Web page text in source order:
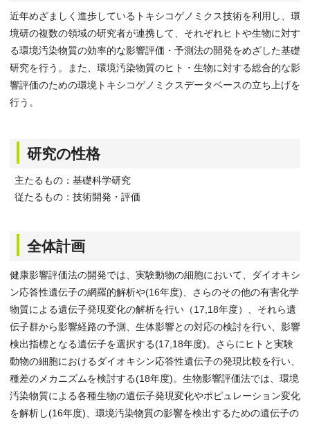
近年めざましく進歩しているトキシコゲノミクス技術を利用し、環
境研の複数の領域の研究者が連携して、それぞれヒトや生物に対す
る環境汚染物質の効率的な影響評価・予測法の開発をめざした基礎
研究を行う。また、環境汚染物質のヒト・生物に対する総合的な影
響評価のための環境トキシコゲノミクスデータベースの立ち上げを
行う。
研究の性格
主たるもの：基礎科学研究
従たるもの：技術開発・評価
全体計画
健康影響評価法の開発では、実験動物の細胞において、ダイオキシ
ン応答性遺伝子の網羅的解析や(16年度)、さらのその他の有害化学
物質による遺伝子発現変化の解析を行い（17,18年度）、それら遺
伝子群から影響経路の予測、生体影響との対応の検討を行い、影響
検出指標となる遺伝子を選択する(17,18年度)。さらにヒトと実験
動物の細胞におけるダイオキシン応答性遺伝子の発現比較を行い、
種差のメカニズムを検討する(18年度)。生物影響評価法では、環境
汚染物質による各種生物の遺伝子発現変化やポピュレーション変化
を解析し(16年度)、環境汚染物質の影響を検出するための遺伝子の